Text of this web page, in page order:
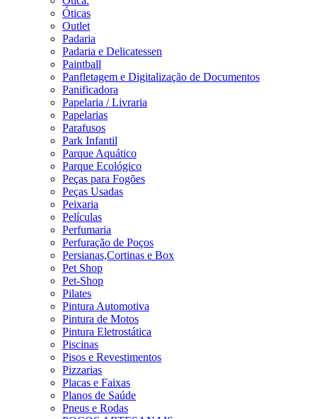
Óticas
Outlet
Padaria
Padaria e Delicatessen
Paintball
Panfletagem e Digitalização de Documentos
Panificadora
Papelaria / Livraria
Papelarias
Parafusos
Park Infantil
Parque Aquático
Parque Ecológico
Peças para Fogões
Peças Usadas
Peixaria
Películas
Perfumaria
Perfuração de Poços
Persianas,Cortinas e Box
Pet Shop
Pet-Shop
Pilates
Pintura Automotiva
Pintura de Motos
Pintura Eletrostática
Piscinas
Pisos e Revestimentos
Pizzarias
Placas e Faixas
Planos de Saúde
Pneus e Rodas